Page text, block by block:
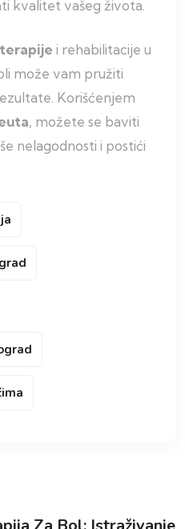
kvalitet vašeg života.
i rehabilitacije u
može vam pružiti
Korišćenjem
, možete se baviti
nelagodnosti i postići